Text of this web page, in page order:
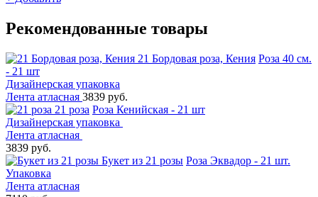
Рекомендованные товары
21 Бордовая роза, Кения Роза 40 см.
- 21 шт
Дизайнерская упаковка
Лента атласная 3839 руб.
21 роза Роза Кенийская - 21 шт
Дизайнерская упаковка
Лента атласная
3839 руб.
Букет из 21 розы Роза Эквадор - 21 шт.
Упаковка
Лента атласная